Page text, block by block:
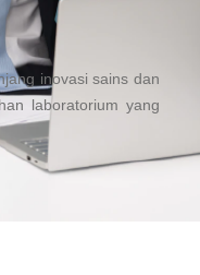
inovasi sains dan
laboratorium yang